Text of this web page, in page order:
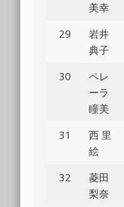
美幸
29
岩井
典子
30
ペレ
ーラ
瞳美
31
西 里
絵
32
菱田
梨奈